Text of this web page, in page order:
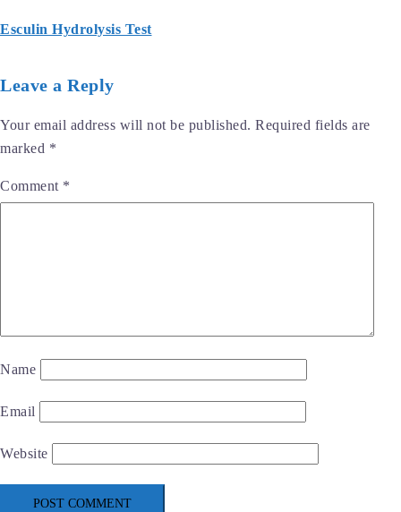
Esculin Hydrolysis Test
Leave a Reply
Your email address will not be published. Required fields are
marked *
Comment *
Name
Email
Website